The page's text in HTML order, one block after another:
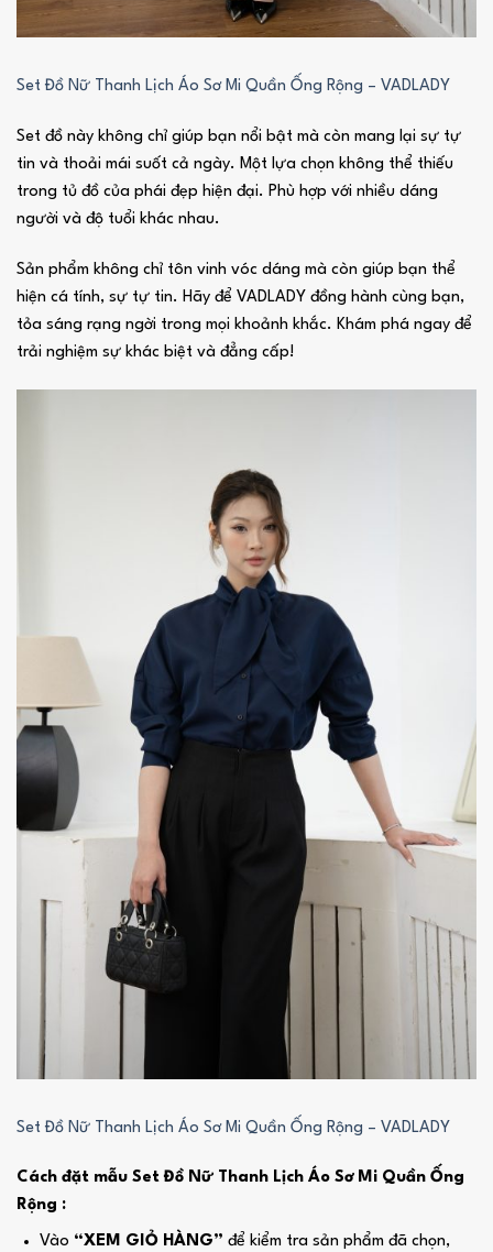
Set Đồ Nữ Thanh Lịch Áo Sơ Mi Quần Ống Rộng – VADLADY
Set đồ này không chỉ giúp bạn nổi bật mà còn mang lại sự tự
tin và thoải mái suốt cả ngày. Một lựa chọn không thể thiếu
trong tủ đồ của phái đẹp hiện đại. Phù hợp với nhiều dáng
người và độ tuổi khác nhau.
Sản phẩm không chỉ tôn vinh vóc dáng mà còn giúp bạn thể
hiện cá tính, sự tự tin. Hãy để VADLADY đồng hành cùng bạn,
tỏa sáng rạng ngời trong mọi khoảnh khắc. Khám phá ngay để
trải nghiệm sự khác biệt và đẳng cấp!
Set Đồ Nữ Thanh Lịch Áo Sơ Mi Quần Ống Rộng – VADLADY
Cách đặt mẫu Set Đồ Nữ Thanh Lịch Áo Sơ Mi Quần Ống
Rộng :
Vào “XEM GIỎ HÀNG” để kiểm tra sản phẩm đã chọn,